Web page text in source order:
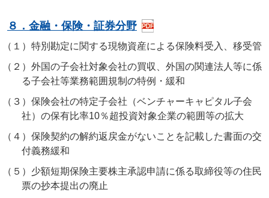
８．金融・保険・証券分野
（１） 特別勘定に関する現物資産による保険料受入、移受管
（２） 外国の子会社対象会社の買収、外国の関連法人等に係
る子会社等業務範囲規制の特例・緩和
（３） 保険会社の特定子会社（ベンチャーキャピタル子会
社）の保有比率10％超投資対象企業の範囲等の拡大
（４） 保険契約の解約返戻金がないことを記載した書面の交
付義務緩和
（５） 少額短期保険主要株主承認申請に係る取締役等の住民
票の抄本提出の廃止